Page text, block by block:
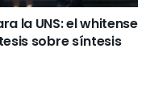
la UNS: el whitense
sobre síntesis